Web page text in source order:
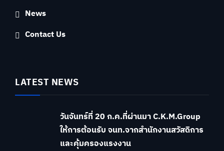
News
Contact Us
LATEST NEWS
วันจันทร์ที่ 20 ก.ค.ที่ผ่านมา C.K.M.Group
ให้การต้อนรับ จนท.จากสำนักงานสวัสดิการ
และคุ้มครองแรงงาน